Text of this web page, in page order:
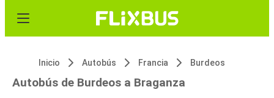
Inicio Autobús Francia Burdeos
Autobús de Burdeos a Braganza